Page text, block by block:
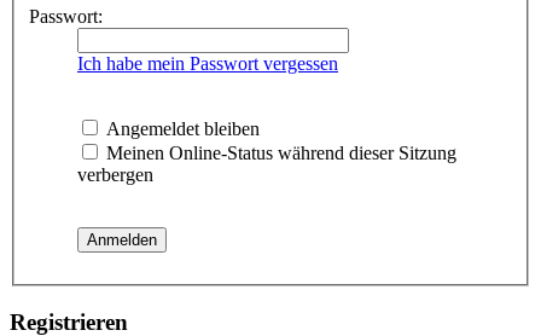
Passwort:
Ich habe mein Passwort vergessen
Angemeldet bleiben
Meinen Online-Status während dieser Sitzung
verbergen
Registrieren